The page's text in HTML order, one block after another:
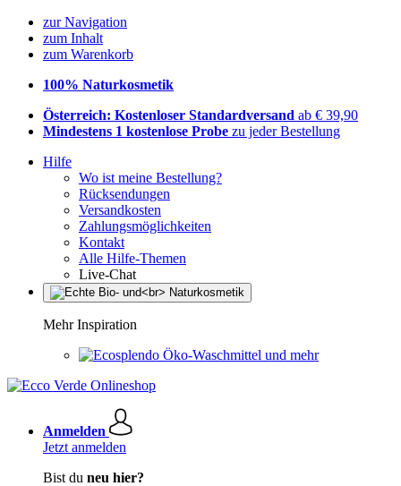
zur Navigation
zum Inhalt
zum Warenkorb
100% Naturkosmetik
Österreich: Kostenloser Standardversand ab € 39,90
Mindestens 1 kostenlose Probe zu jeder Bestellung
Hilfe
Wo ist meine Bestellung?
Rücksendungen
Versandkosten
Zahlungsmöglichkeiten
Kontakt
Alle Hilfe-Themen
Live-Chat
Mehr Inspiration
Öko-Waschmittel und mehr
Anmelden
Jetzt anmelden
Bist du neu hier?